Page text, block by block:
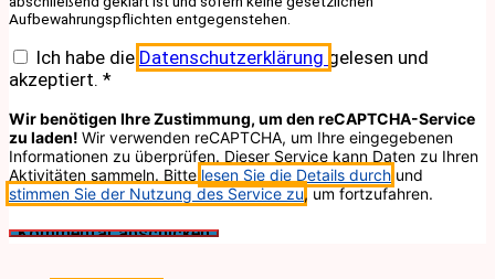
Aufbewahrungspflichten entgegenstehen.
Ich habe die Datenschutzerklärung gelesen und
akzeptiert. *
Wir benötigen Ihre Zustimmung, um den reCAPTCHA-Service
zu laden! Wir verwenden reCAPTCHA, um Ihre eingegebenen
Informationen zu überprüfen. Dieser Service kann Daten zu Ihren
Aktivitäten sammeln. Bitte lesen Sie die Details durch und
stimmen Sie der Nutzung des Service zu, um fortzufahren.